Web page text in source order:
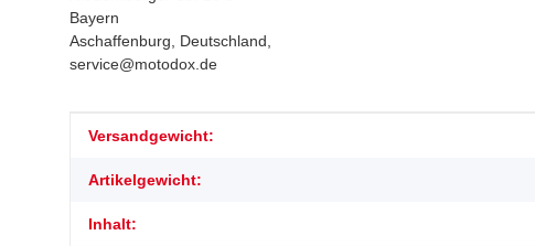
Bayern
Aschaffenburg, Deutschland,
service@motodox.de
Produkteigenschaft
Wert
Versandgewicht:
Artikelgewicht:
Inhalt: